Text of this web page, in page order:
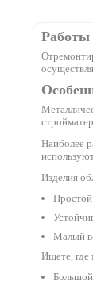
Работы
Наиболее
Изделия
Малый
Ищете, где